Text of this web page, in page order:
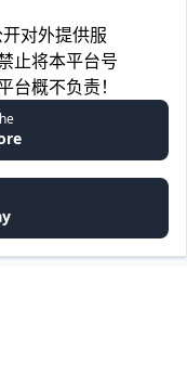
对外提供服
止将本平台号
概不负责！